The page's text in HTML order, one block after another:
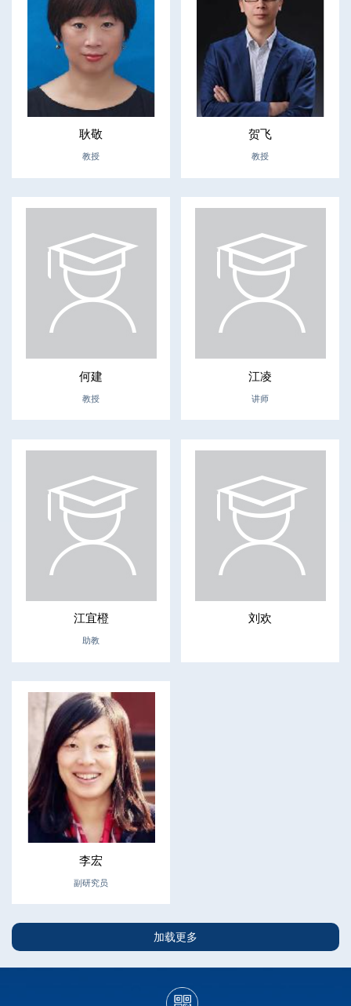
耿敬
教授
贺飞
教授
何建
教授
江凌
讲师
江宜橙
助教
刘欢
李宏
副研究员
加载更多